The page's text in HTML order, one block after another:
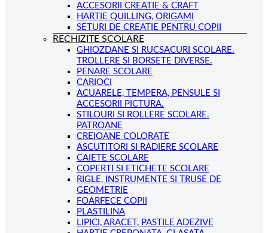
ACCESORII CREATIE & CRAFT
HARTIE QUILLING, ORIGAMI
SETURI DE CREATIE PENTRU COPII
RECHIZITE SCOLARE
GHIOZDANE SI RUCSACURI SCOLARE.
TROLLERE SI BORSETE DIVERSE.
PENARE SCOLARE
CARIOCI
ACUARELE, TEMPERA, PENSULE SI
ACCESORII PICTURA.
STILOURI SI ROLLERE SCOLARE.
PATROANE
CREIOANE COLORATE
ASCUTITORI SI RADIERE SCOLARE
CAIETE SCOLARE
COPERTI SI ETICHETE SCOLARE
RIGLE, INSTRUMENTE SI TRUSE DE
GEOMETRIE
FOARFECE COPII
PLASTILINA
LIPICI, ARACET, PASTILE ADEZIVE